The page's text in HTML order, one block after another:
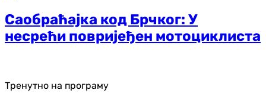
Саобраћајка код Брчког: У
несрећи повријеђен мотоциклиста
Тренутно на програму